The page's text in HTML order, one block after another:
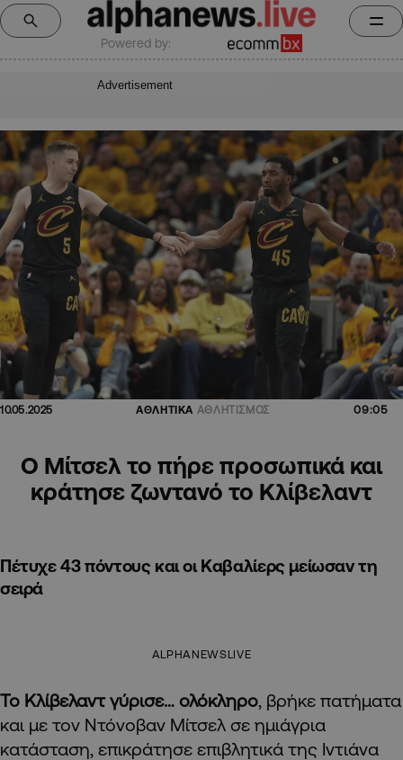
Powered by:
Advertisement
10.05.2025 ΑΘΛΗΤΙΚΑ ΑΘΛΗΤΙΣΜΟΣ 09:05
Ο Μίτσελ το πήρε προσωπικά και
κράτησε ζωντανό το Κλίβελαντ
Πέτυχε 43 πόντους και οι Καβαλίερς μείωσαν τη
σειρά
ALPHANEWSLIVE
Το Κλίβελαντ γύρισε… ολόκληρο, βρήκε πατήματα
και με τον Ντόνοβαν Μίτσελ σε ημιάγρια
κατάσταση, επικράτησε επιβλητικά της Ιντιάνα